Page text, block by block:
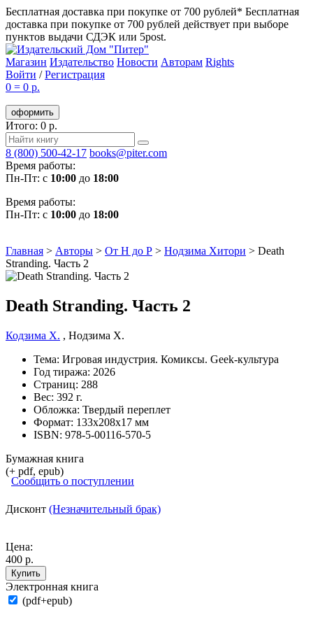
Бесплатная доставка при покупке от 700 рублей* Бесплатная
доставка при покупке от 700 рублей действует при выборе
пунктов выдачи СДЭК или 5post.
Магазин Издательство Новости Авторам Rights
Войти /Регистрация
0 = 0 р.
оформить
Итого: 0 р.
8 (800) 500-42-17 books@piter.com
Время работы:
Пн-Пт: с 10:00 до 18:00
Время работы:
Пн-Пт: с 10:00 до 18:00
Главная > Авторы > От Н до Р > Нодзима Хитори > Death
Stranding. Часть 2
Death Stranding. Часть 2
Кодзима Х. , Нодзима Х.
Тема: Игровая индустрия. Комиксы. Geek-культура
Год тиража: 2026
Страниц: 288
Вес: 392 г.
Обложка: Твердый переплет
Формат: 133х208х17 мм
ISBN: 978-5-00116-570-5
Бумажная книга
(+ pdf, epub)
Сообщить о поступлении
Дисконт (Незначительный брак)
Цена:
400 р.
Купить
Электронная книга
(pdf+epub)